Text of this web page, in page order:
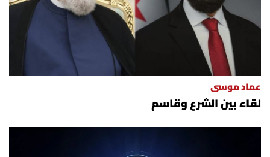
عماد موسى
لقاء بين الشرع وقاسم